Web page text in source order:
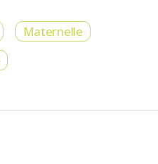
Maternelle